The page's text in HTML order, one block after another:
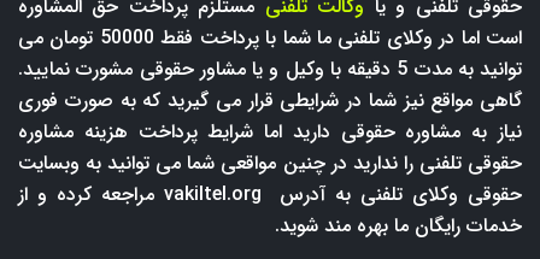
حقوقی تلفنی و یا وکالت تلفنی مستلزم پرداخت حق المشاوره
است اما در وکلای تلفنی ما شما با پرداخت فقط 50000 تومان می
توانید به مدت 5 دقیقه با وکیل و یا مشاور حقوقی مشورت نمایید.
گاهی مواقع نیز شما در شرایطی قرار می گیرید که به صورت فوری
نیاز به مشاوره حقوقی دارید اما شرایط پرداخت هزینه مشاوره
حقوقی تلفنی را ندارید در چنین مواقعی شما می توانید به وبسایت
حقوقی وکلای تلفنی به آدرس
vakiltel.org مراجعه کرده و از
خدمات رایگان ما بهره مند شوید.